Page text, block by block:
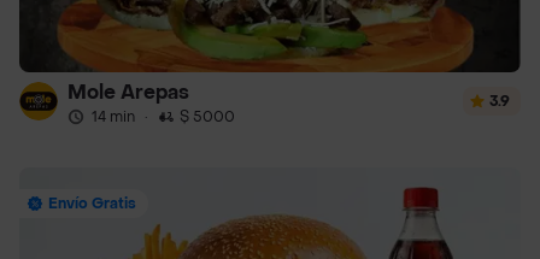
Mole Arepas
14 min · $ 5000
3.9
Envío Gratis